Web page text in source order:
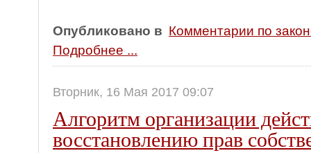
Опубликовано в Комментарии по
Подробнее ...
Вторник, 16 Мая 2017 09:07
Алгоритм организации
восстановлению прав